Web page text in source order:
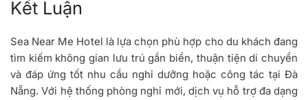
Kết Luận
Sea Near Me Hotel là lựa chọn phù hợp cho du khách đang
tìm kiếm không gian lưu trú gần biển, thuận tiện di chuyển
và đáp ứng tốt nhu cầu nghỉ dưỡng hoặc công tác tại Đà
Nẵng. Với hệ thống phòng nghỉ mới, dịch vụ hỗ trợ đa dạng